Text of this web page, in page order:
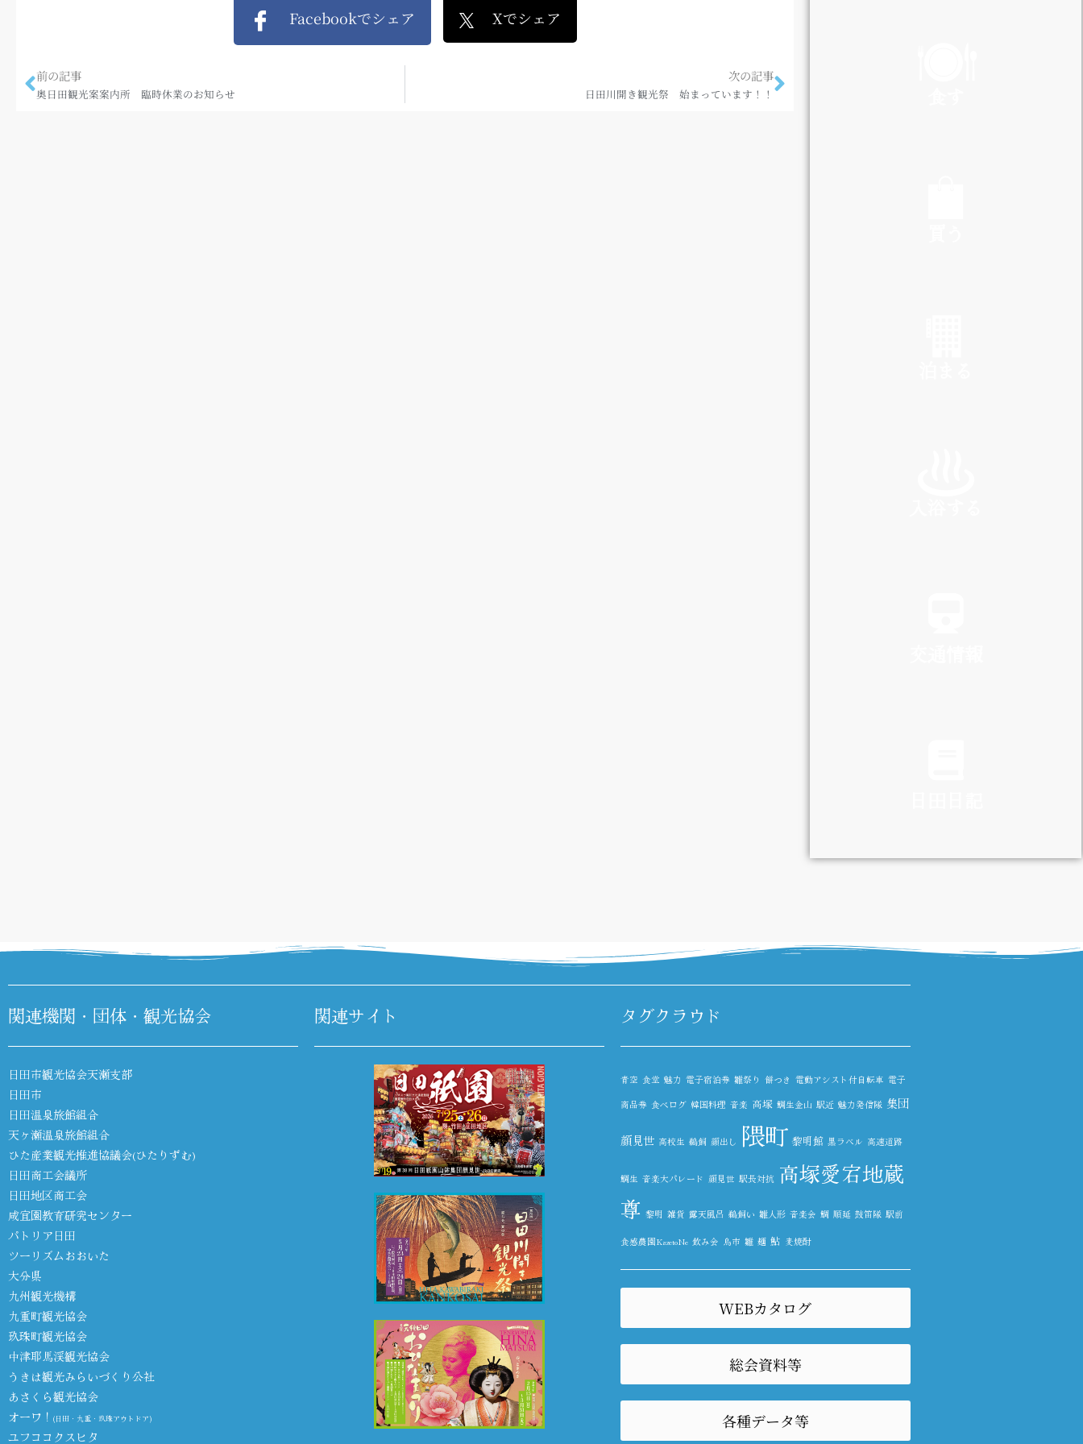
Facebookでシェア Xでシェア
前の記事
奥日田観光案案内所 臨時休業のお知らせ
次の記事
日田川開き観光祭 始まっています！！
DIARY
関連機関・団体・観光協会
日田市観光協会天瀬支部
日田市
日田温泉旅館組合
天ヶ瀬温泉旅館組合
ひた産業観光推進協議会(ひたりずむ)
日田商工会議所
日田地区商工会
咸宜園教育研究センター
パトリア日田
ツーリズムおおいた
大分県
九州観光機構
九重町観光協会
玖珠町観光協会
中津耶馬渓観光協会
うきは観光みらいづくり公社
あさくら観光協会
オーワ！ (日田・九重・玖珠アウトドア)
ユフココクスヒタ
関連サイト タグクラウド
青空 食堂 魅力 電子宿泊券 雛祭り 餅つき 電動アシスト付自転車 電子
商品券 食べログ 韓国料理 音楽 高塚 鯛生金山 駅近 魅力発信隊 集団
顔見世 高校生 鵜飼 顔出し 隈町 黎明館 黒ラベル 高速道路
鯛生 音楽大パレード 顔見世 駅長対抗 高塚愛宕地蔵
尊 黎明 雑貨 露天風呂 鵜飼い 雛人形 音楽会 鯛 順延 鼓笛隊 駅前
食感農園KazetoNe 飲み会 鳥市 雛 麺 鮎 麦焼酎
WEBカタログ
総会資料等
各種データ等